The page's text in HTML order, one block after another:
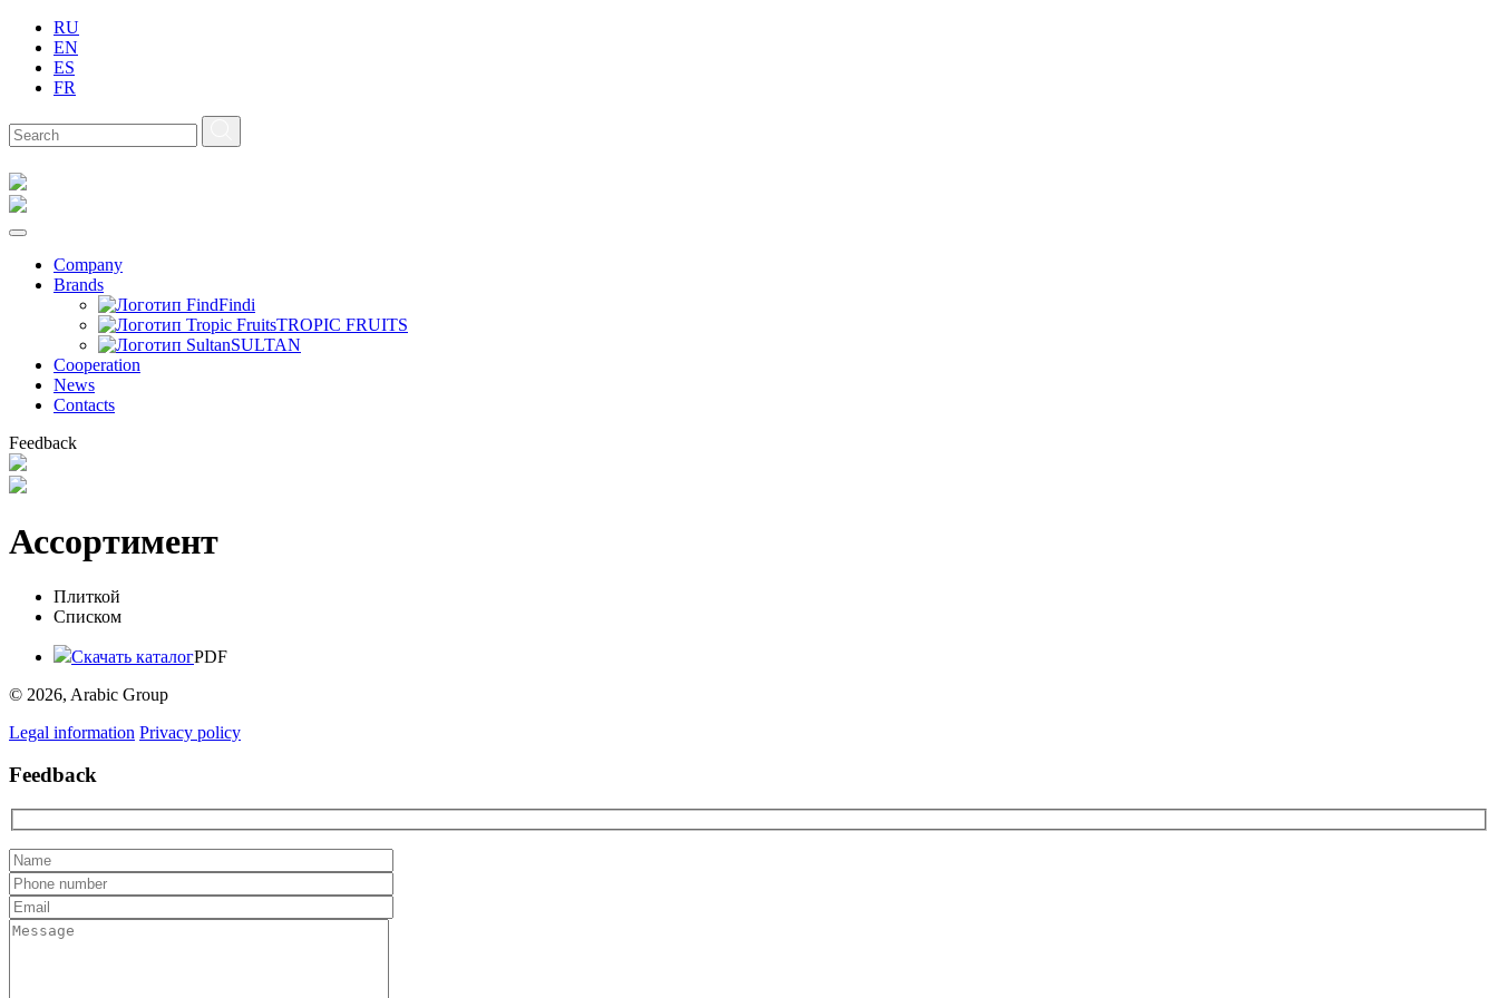
RU
EN
ES
FR
Company
Brands
Findi
TROPIC FRUITS
SULTAN
Сooperation
News
Contacts
Feedback
Ассортимент
Плиткой
Списком
Скачать каталогPDF
© 2026, Arabic Group
Legal information Privacy policy
Feedback